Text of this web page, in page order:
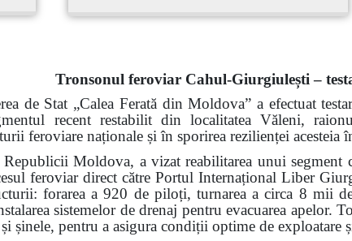
Tronsonul feroviar Cahul-Giurgiulești –
de Stat „Calea Ferată din Moldova” a efectuat
recent restabilit din localitatea Văleni,
feroviare naționale și în sporirea rezilienței acesteia
Moldova, a vizat reabilitarea unui
feroviar direct către Portul Internațional Liber
forarea a 920 de piloți, turnarea a circa 8 mii
sistemelor de drenaj pentru evacuarea apelor.
șinele, pentru a asigura condiții optime de exploatare